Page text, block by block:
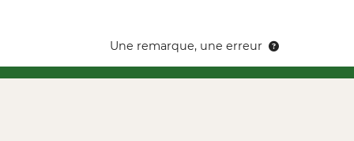
Une remarque, une erreur